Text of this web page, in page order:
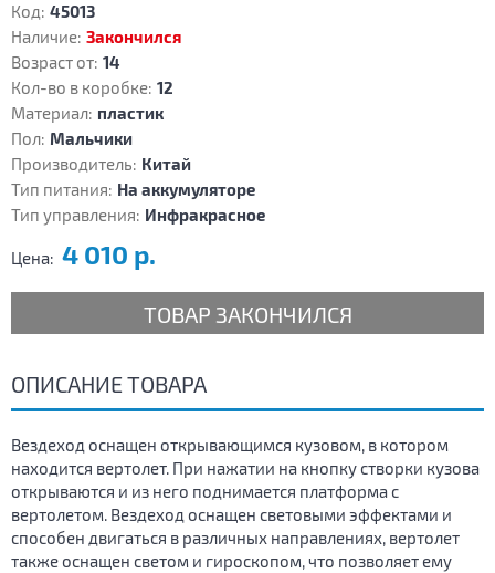
Код: 45013
Наличие: Закончился
Возраст от: 14
Кол-во в коробке: 12
Материал: пластик
Пол: Мальчики
Производитель: Китай
Тип питания: На аккумуляторе
Тип управления: Инфракрасное
Цена: 4 010 р.
ТОВАР ЗАКОНЧИЛСЯ
ОПИСАНИЕ ТОВАРА
Вездеход оснащен открывающимся кузовом, в котором
находится вертолет. При нажатии на кнопку створки кузова
открываются и из него поднимается платформа с
вертолетом. Вездеход оснащен световыми эффектами и
способен двигаться в различных направлениях, вертолет
также оснащен светом и гироскопом, что позволяет ему